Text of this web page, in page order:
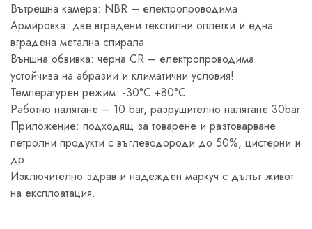
Вътрешна камера: NВR – електропроводима
Армировка: две вградени текстилни оплетки и една
вградена метална спирала
Външна обвивка: черна СR – електропроводима
устойчива на абразии и климатични условия!
Температурен режим: -30°С +80°С
Работно налягане – 10 bar, разрушително налягане 30bar
Приложение: подходящ за товарене и разтоварване
петролни продукти с въглеводороди до 50%, цистерни и
др.
Изключително здрав и надежден маркуч с дълъг живот
на експлоатация.